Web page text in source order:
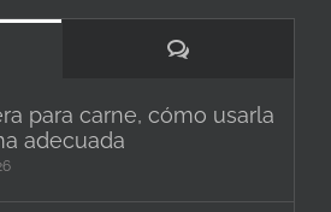
Comentarios
para carne, cómo usarla
adecuada